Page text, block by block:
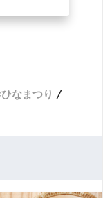
ひなまつり